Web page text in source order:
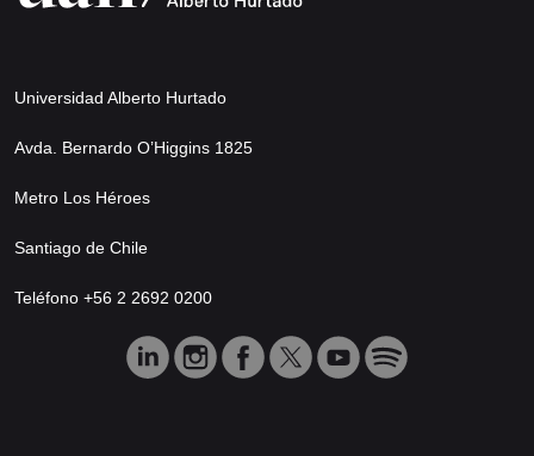
Universidad Alberto Hurtado
Avda. Bernardo O’Higgins 1825
Metro Los Héroes
Santiago de Chile
Teléfono +56 2 2692 0200